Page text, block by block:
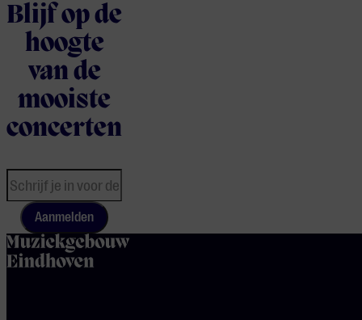
Blijf op de
hoogte
van de
mooiste
concerten
Aanmelden